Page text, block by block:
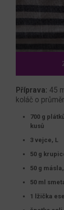
Příprava: 45
koláč o
700 g
kusů
3 vejce, L
50 g
50 g
50 ml
1 lžička